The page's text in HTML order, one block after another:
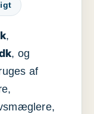
,
, og
af